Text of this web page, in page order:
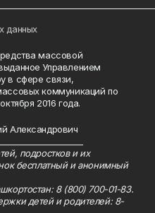
данных
массовой
Управлением
в сфере связи,
коммуникаций по
2016 года.
Александрович
подростков и их
бесплатный и анонимный
8 (800) 700-01-83.
детей и родителей: 8-